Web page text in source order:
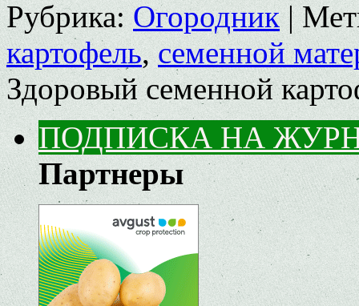
Рубрика: Огородник |
картофель,семенной
Здоровый семенной
ПОДПИСКА НА
Партнеры